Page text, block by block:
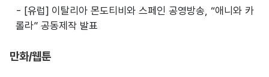
- [유럽] 이탈리아 몬도티비와 스페인 공영방송, “애니와 카
롤라” 공동제작 발표
만화/웹툰